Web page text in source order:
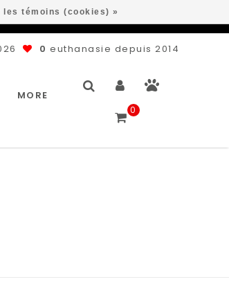
0 euthanasie depuis 2014
MORE
0
témoins (cookies) »